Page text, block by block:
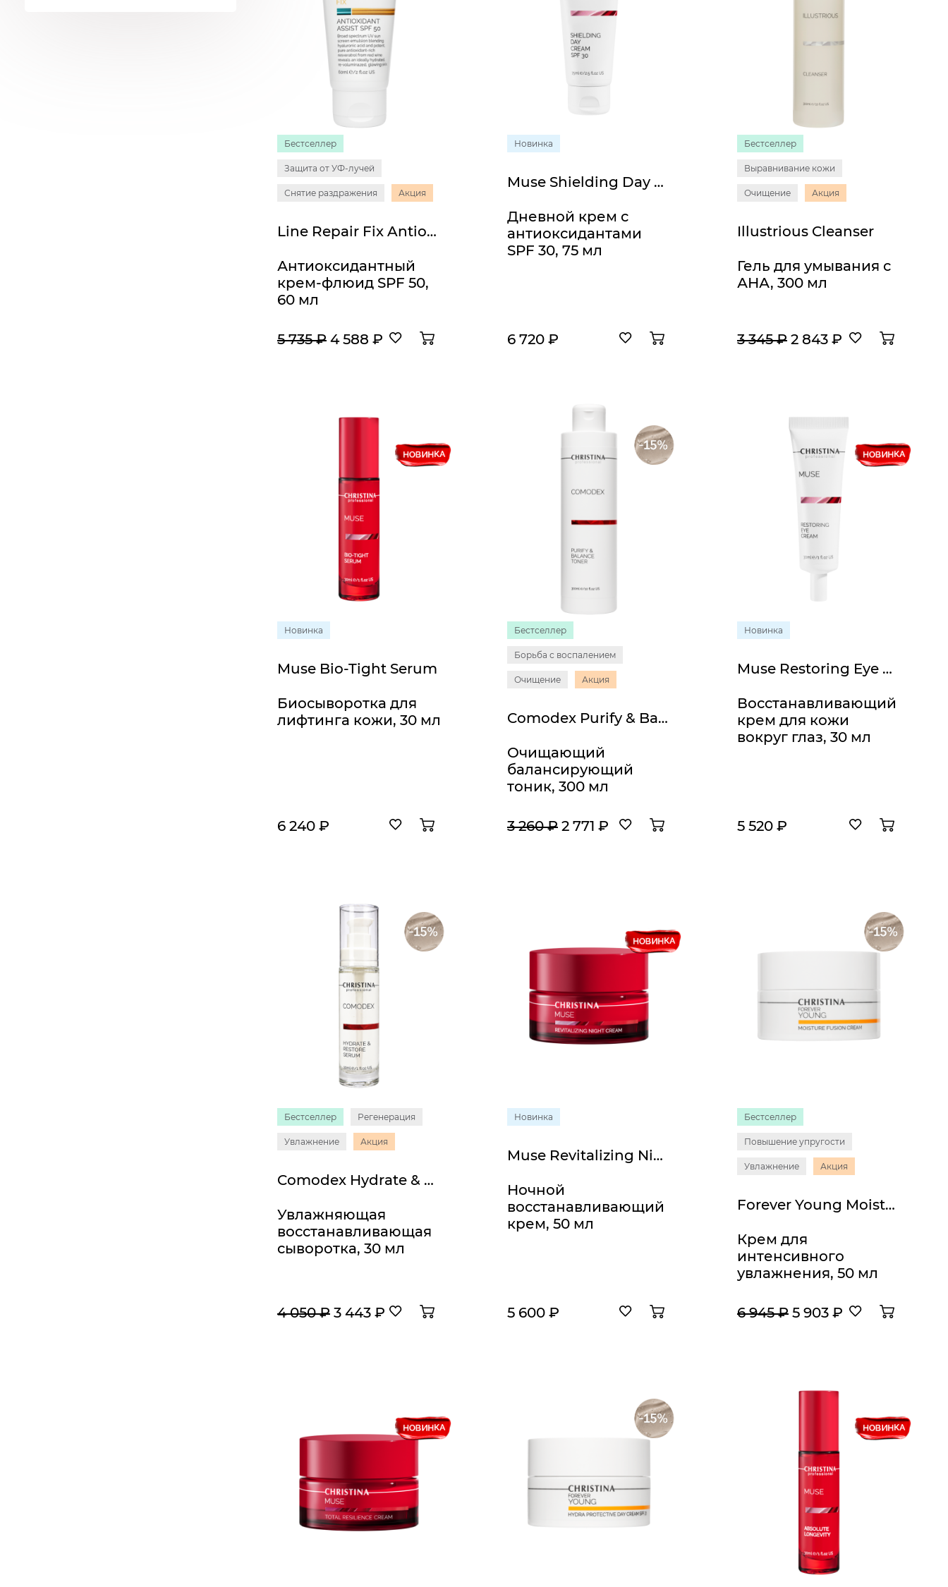
Бестселлер
Защита от УФ-лучей
Снятие раздражения Акция
Line Repair Fix Antioxidant Assist SPF 50
Антиоксидантный
крем-флюид SPF 50,
60 мл
5 735 ₽ 4 588 ₽
Новинка
Muse Shielding Day Cream SPF 30
Дневной крем с
антиоксидантами
SPF 30, 75 мл
6 720 ₽
Бестселлер
Выравнивание кожи
Очищение Акция
Illustrious Cleanser
Гель для умывания с
АНА, 300 мл
3 345 ₽2 843 ₽
Новинка
Muse Bio-Tight Serum
Биосыворотка для
лифтинга кожи, 30 мл
6 240 ₽
Бестселлер
Борьба с воспалением
Очищение Акция
Comodex Purify & Balance Toner
Очищающий
балансирующий
тоник, 300 мл
3 260 ₽2 771 ₽
Новинка
Muse Restoring Eye Cream
Восстанавливающий
крем для кожи
вокруг глаз, 30 мл
5 520 ₽
Бестселлер Регенерация
Увлажнение Акция
Comodex Hydrate & Restore Serum
Увлажняющая
восстанавливающая
сыворотка, 30 мл
4 050 ₽ 3 443 ₽
Новинка
Muse Revitalizing Night Cream
Ночной
восстанавливающий
крем, 50 мл
5 600 ₽
Бестселлер
Повышение упругости
Увлажнение Акция
Forever Young Moisture Fusion Cream
Крем для
интенсивного
увлажнения, 50 мл
6 945 ₽5 903 ₽